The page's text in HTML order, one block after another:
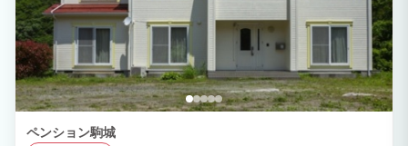
ペンション駒城